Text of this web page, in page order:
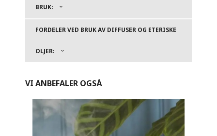
BRUK:
FORDELER VED BRUK AV DIFFUSER OG ETERISKE
OLJER:
VI ANBEFALER OGSÅ